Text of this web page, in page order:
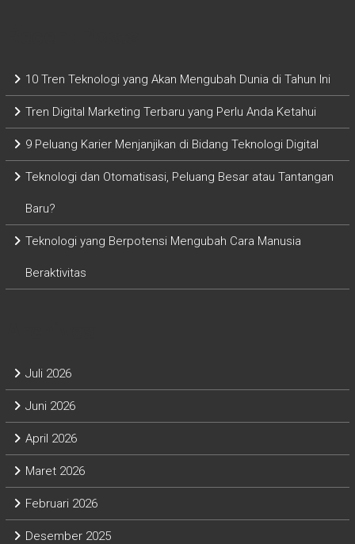
10 Tren Teknologi yang Akan Mengubah Dunia di Tahun Ini
Tren Digital Marketing Terbaru yang Perlu Anda Ketahui
9 Peluang Karier Menjanjikan di Bidang Teknologi Digital
Teknologi dan Otomatisasi, Peluang Besar atau Tantangan
Baru?
Teknologi yang Berpotensi Mengubah Cara Manusia
Beraktivitas
Juli 2026
Juni 2026
April 2026
Maret 2026
Februari 2026
Desember 2025